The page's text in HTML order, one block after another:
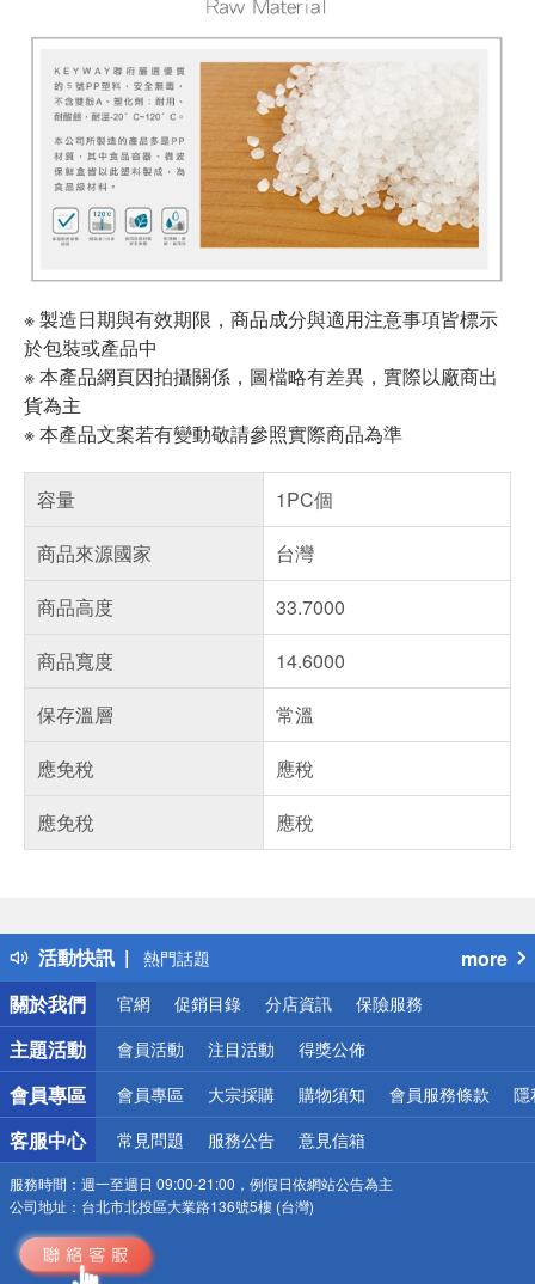
※ 製造日期與有效期限，商品成分與適用注意事項皆標示
於包裝或產品中
※ 本產品網頁因拍攝關係，圖檔略有差異，實際以廠商出
貨為主
※ 本產品文案若有變動敬請參照實際商品為準
容量
1PC個
商品來源國家
台灣
商品高度
33.7000
商品寬度
14.6000
保存溫層
常溫
應免稅
應稅
應免稅
應稅
活動快訊
得獎公告
熱門話題
銀行優惠
偏遠地區配送
詐騙網頁！請小心！
more
關於我們
官網 促銷目錄 分店資訊 保險服務
主題活動 會員活動 注目活動 得獎公佈
會員專區 會員專區 大宗採購 購物須知 會員服務條款 隱
客服中心 常見問題 服務公告 意見信箱
服務時間： 週一至週日 09:00-21:00，例假日依網站公告為主
公司地址： 台北市北投區大業路136號5樓 (台灣)